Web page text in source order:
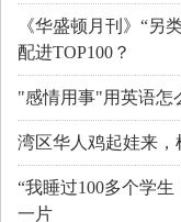
《华盛顿月刊》“另
配进TOP100？
"感情用事"用英语怎
湾区华人鸡起娃来
“我睡过100多个学
一片